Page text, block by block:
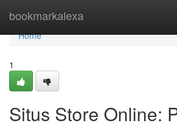
bookmarkalexa
Home
Home
1
Situs Store Online: